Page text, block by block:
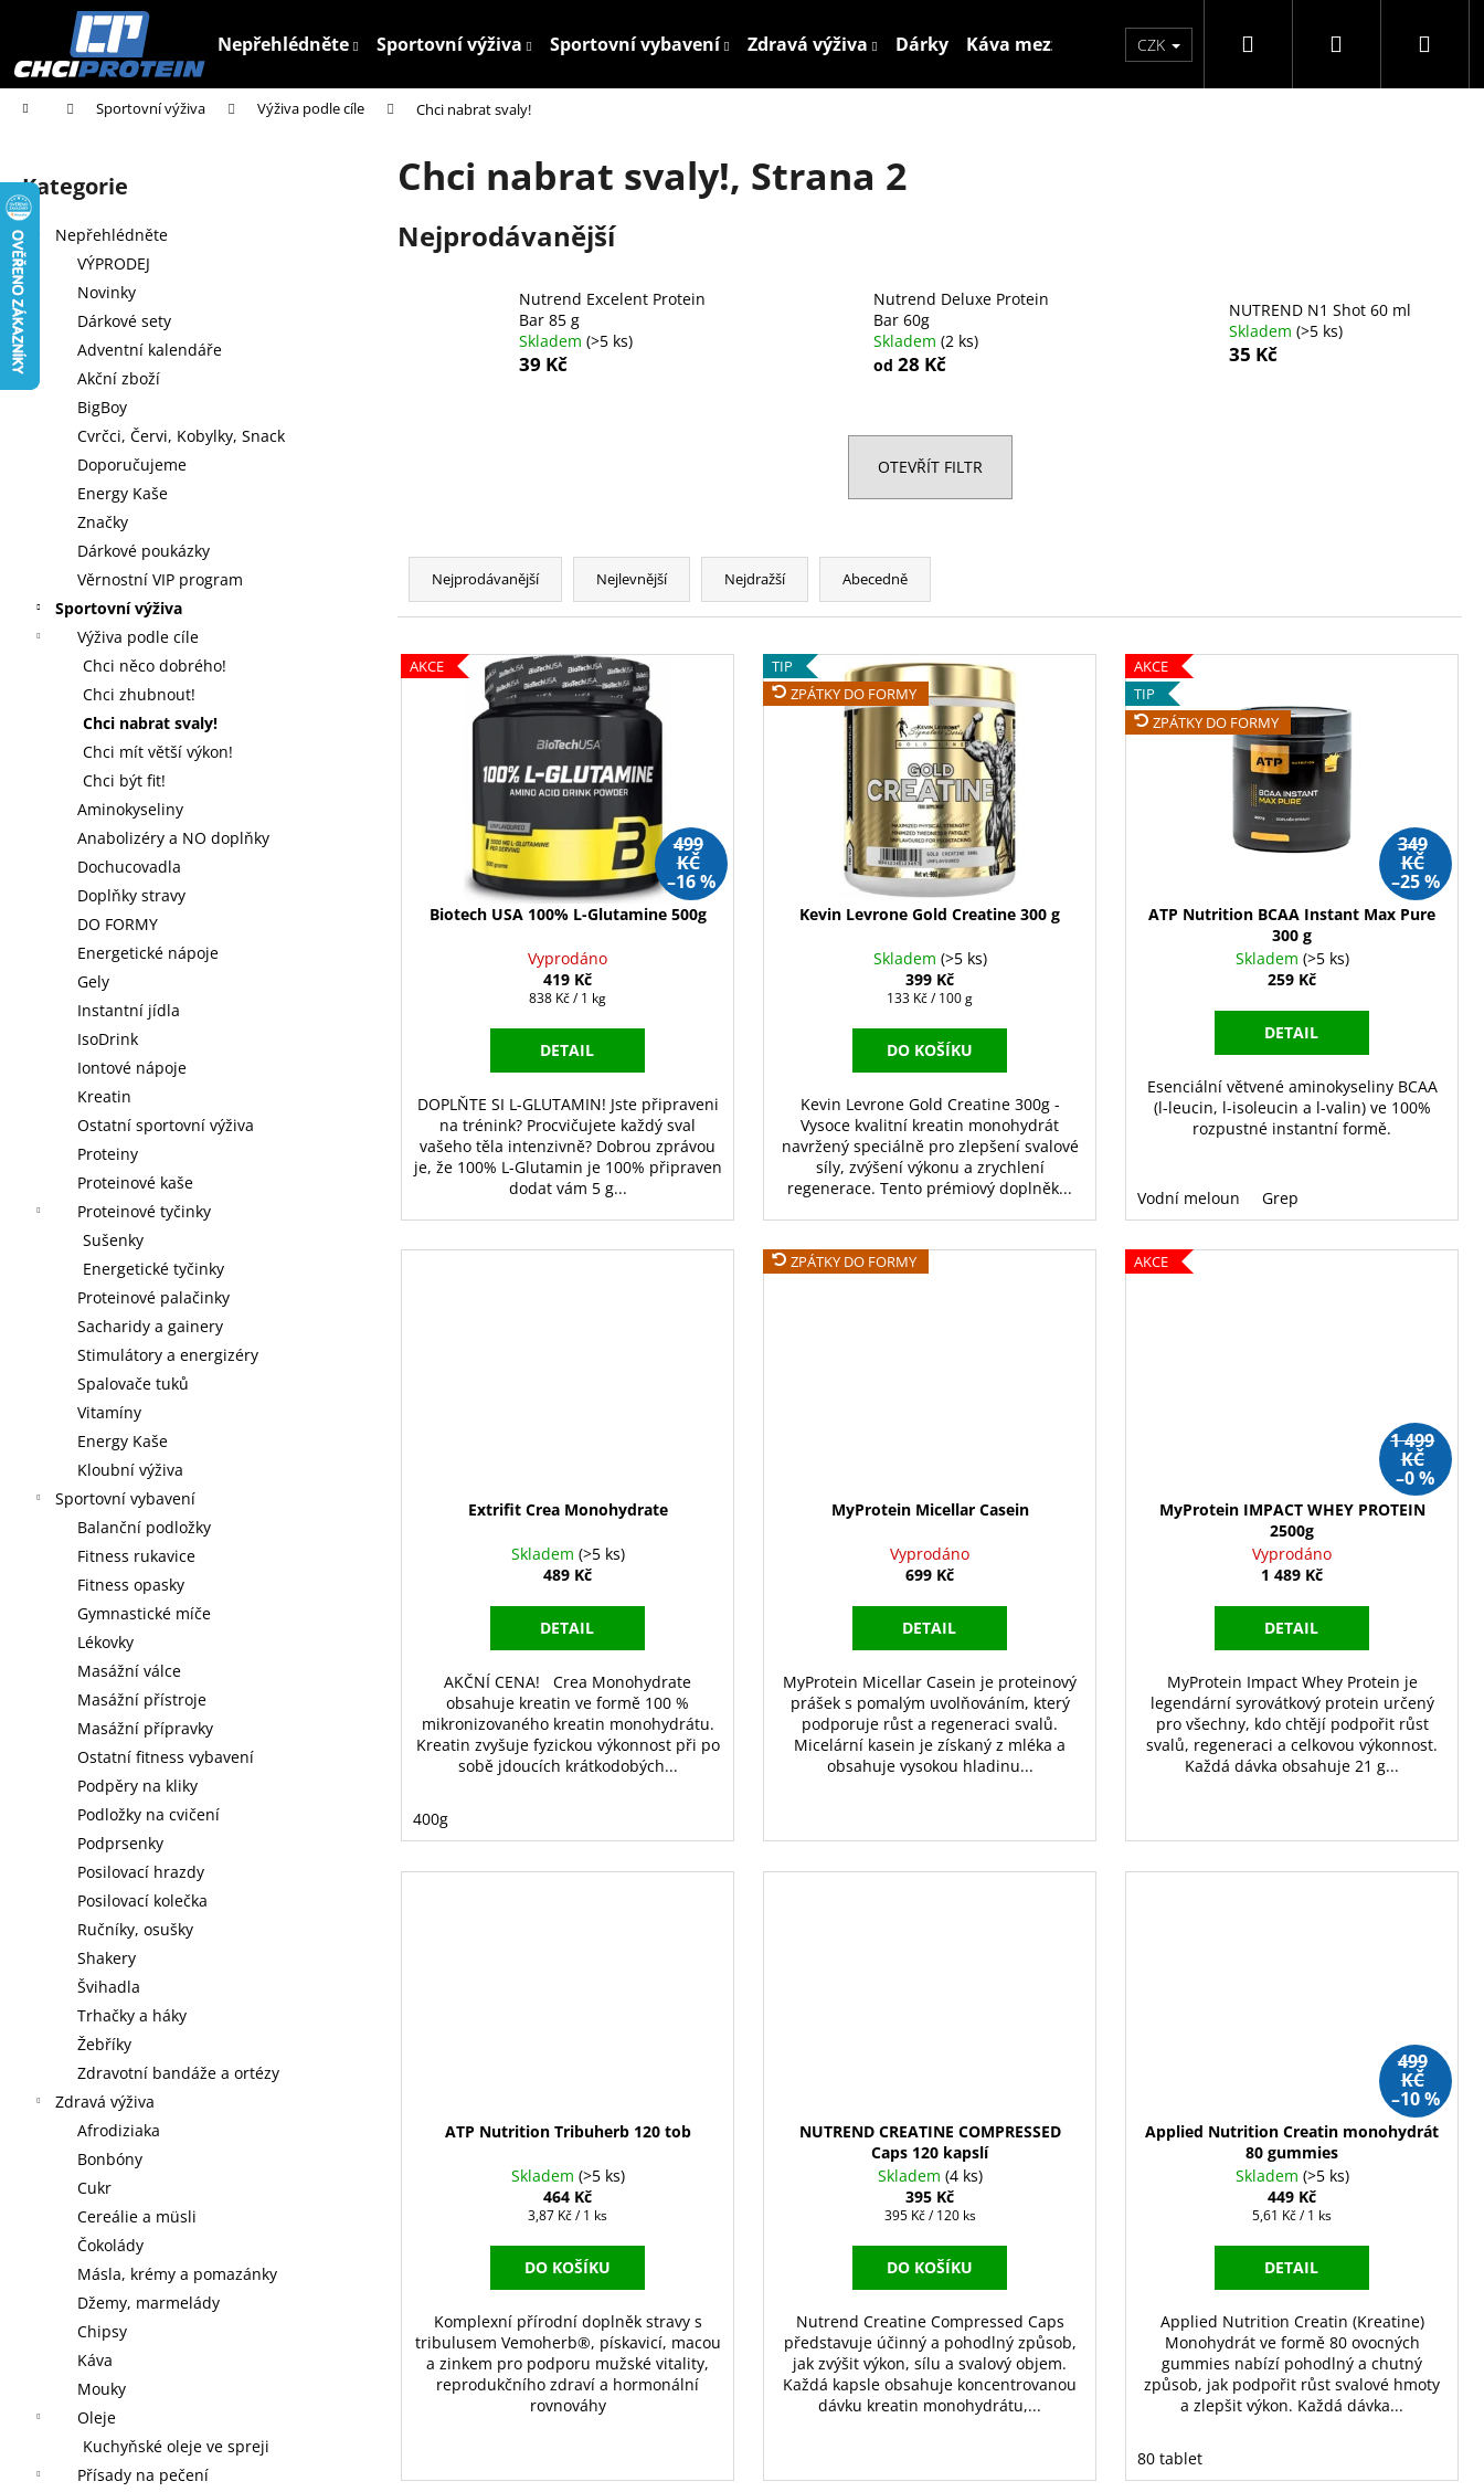
Nepřehlédněte Sportovní výživa Sportovní vybavení Zdravá výživa Dárky Káva mezzo Značky
CZK Přihlášení
Domů Sportovní výživa Výživa podle cíle Chci nabrat svaly!
s
t
a
n
n
p
Přeskočit
kategorie
Kategorie
Nepřehlédněte
VÝPRODEJ
Novinky
Dárkové sety
Adventní kalendáře
Akční zboží
BigBoy
Cvrčci, Červi, Kobylky, Snack
Doporučujeme
Energy Kaše
Značky
Dárkové poukázky
Věrnostní VIP program
Sportovní výživa
Výživa podle cíle
Chci něco dobrého!
Chci zhubnout!
Chci nabrat svaly!
Chci mít větší výkon!
Chci být fit!
Aminokyseliny
Anabolizéry a NO doplňky
Dochucovadla
Doplňky stravy
DO FORMY
Energetické nápoje
Gely
Instantní jídla
IsoDrink
Iontové nápoje
Kreatin
Ostatní sportovní výživa
Proteiny
Proteinové kaše
Proteinové tyčinky
Sušenky
Energetické tyčinky
Proteinové palačinky
Sacharidy a gainery
Stimulátory a energizéry
Spalovače tuků
Vitamíny
Energy Kaše
Kloubní výživa
Sportovní vybavení
Balanční podložky
Fitness rukavice
Fitness opasky
Gymnastické míče
Lékovky
Masážní válce
Masážní přístroje
Masážní přípravky
Ostatní fitness vybavení
Podpěry na kliky
Podložky na cvičení
Podprsenky
Posilovací hrazdy
Posilovací kolečka
Ručníky, osušky
Shakery
Švihadla
Trhačky a háky
Žebříky
Zdravotní bandáže a ortézy
Zdravá výživa
Afrodiziaka
Bonbóny
Cukr
Cereálie a müsli
Čokolády
Másla, krémy a pomazánky
Džemy, marmelády
Chipsy
Káva
Mouky
Oleje
Kuchyňské oleje ve spreji
Přísady na pečení
Chci nabrat svaly!, Strana 2
Nejprodávanější
Nutrend Excelent Protein
Bar 85 g
Skladem (>5 ks)
39 Kč
Nutrend Deluxe Protein
Bar 60g
Skladem(2 ks)
od 28 Kč
NUTREND N1 Shot 60 ml
Skladem (>5 ks)
35 Kč
OTEVŘÍT FILTR
Ř
z
n
Nejprodávanější Nejlevnější Nejdražší Abecedně
V
ýAKCE
499
KČ
–16 %
Biotech USA 100% L-Glutamine 500g
Vyprodáno
419 Kč
Měrná
838 Kč / 1 kg
DETAIL
DOPLŇTE SI L-GLUTAMIN! Jste připraveni
na trénink? Procvičujete každý sval
vašeho těla intenzivně? Dobrou zprávou
je, že 100% L-Glutamin je 100% připraven
dodat vám 5 g...
TIP
ZPÁTKY DO FORMY
Kevin Levrone Gold Creatine 300 g
Skladem (>5 ks)
399 Kč
Měrná
133 Kč / 100 g
DO KOŠÍKU
Kevin Levrone Gold Creatine 300g -
Vysoce kvalitní kreatin monohydrát
navržený speciálně pro zlepšení svalové
síly, zvýšení výkonu a zrychlení
regenerace. Tento prémiový doplněk...
AKCE
TIP
ZPÁTKY DO FORMY
349
KČ
–25 %
ATP Nutrition BCAA Instant Max Pure
300 g
Skladem (>5 ks)
259 Kč
DETAIL
Esenciální větvené aminokyseliny BCAA
(l-leucin, l-isoleucin a l-valin) ve 100%
rozpustné instantní formě.
Vodní meloun Grep
Extrifit Crea Monohydrate
Skladem (>5 ks)
489 Kč
DETAIL
AKČNÍ CENA! Crea Monohydrate
obsahuje kreatin ve formě 100 %
mikronizovaného kreatin monohydrátu.
Kreatin zvyšuje fyzickou výkonnost při po
sobě jdoucích krátkodobých...
400g
ZPÁTKY DO FORMY
MyProtein Micellar Casein
Vyprodáno
699 Kč
DETAIL
MyProtein Micellar Casein je proteinový
prášek s pomalým uvolňováním, který
podporuje růst a regeneraci svalů.
Micelární kasein je získaný z mléka a
obsahuje vysokou hladinu...
AKCE
1 499
KČ
–0 %
MyProtein IMPACT WHEY PROTEIN
2500g
Vyprodáno
1 489 Kč
DETAIL
MyProtein Impact Whey Protein je
legendární syrovátkový protein určený
pro všechny, kdo chtějí podpořit růst
svalů, regeneraci a celkovou výkonnost.
Každá dávka obsahuje 21 g...
ATP Nutrition Tribuherb 120 tob
Skladem (>5 ks)
464 Kč
Měrná
3,87 Kč / 1 ks
DO KOŠÍKU
Komplexní přírodní doplněk stravy s
tribulusem Vemoherb®, pískavicí, macou
a zinkem pro podporu mužské vitality,
reprodukčního zdraví a hormonální
rovnováhy
NUTREND CREATINE COMPRESSED
Caps 120 kapslí
Skladem (4 ks)
395 Kč
Měrná
395 Kč / 120 ks
DO KOŠÍKU
Nutrend Creatine Compressed Caps
představuje účinný a pohodlný způsob,
jak zvýšit výkon, sílu a svalový objem.
Každá kapsle obsahuje koncentrovanou
dávku kreatin monohydrátu,...
499
KČ
–10 %
Applied Nutrition Creatin monohydrát
80 gummies
Skladem (>5 ks)
449 Kč
Měrná
5,61 Kč / 1 ks
DETAIL
Applied Nutrition Creatin (Kreatine)
Monohydrát ve formě 80 ovocných
gummies nabízí pohodlný a chutný
způsob, jak podpořit růst svalové hmoty
a zlepšit výkon. Každá dávka...
80 tablet
í
Zpět
do
obchodu
Zpět
do
obchodu
Co potřebujete najít?
Doporučujeme
NUTREND QWIZZ 35% PROTEIN BAR
60G
38 Kč
Původně:
49 Kč
NUTREND EXCELENT PROTEIN BAR 85 G